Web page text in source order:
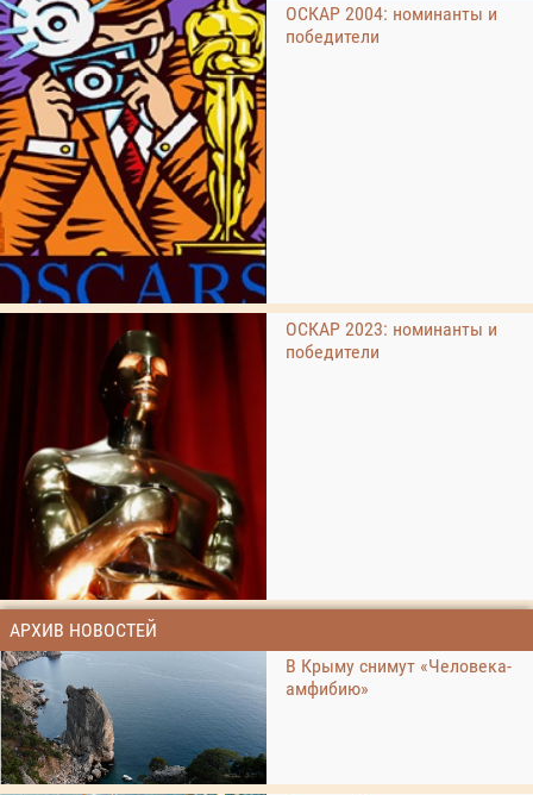
ОСКАР 2004: номинанты и
победители
ОСКАР 2023: номинанты и
победители
АРХИВ НОВОСТЕЙ
В Крыму снимут «Человека-
амфибию»